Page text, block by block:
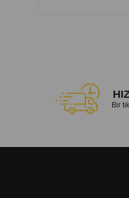
Bir